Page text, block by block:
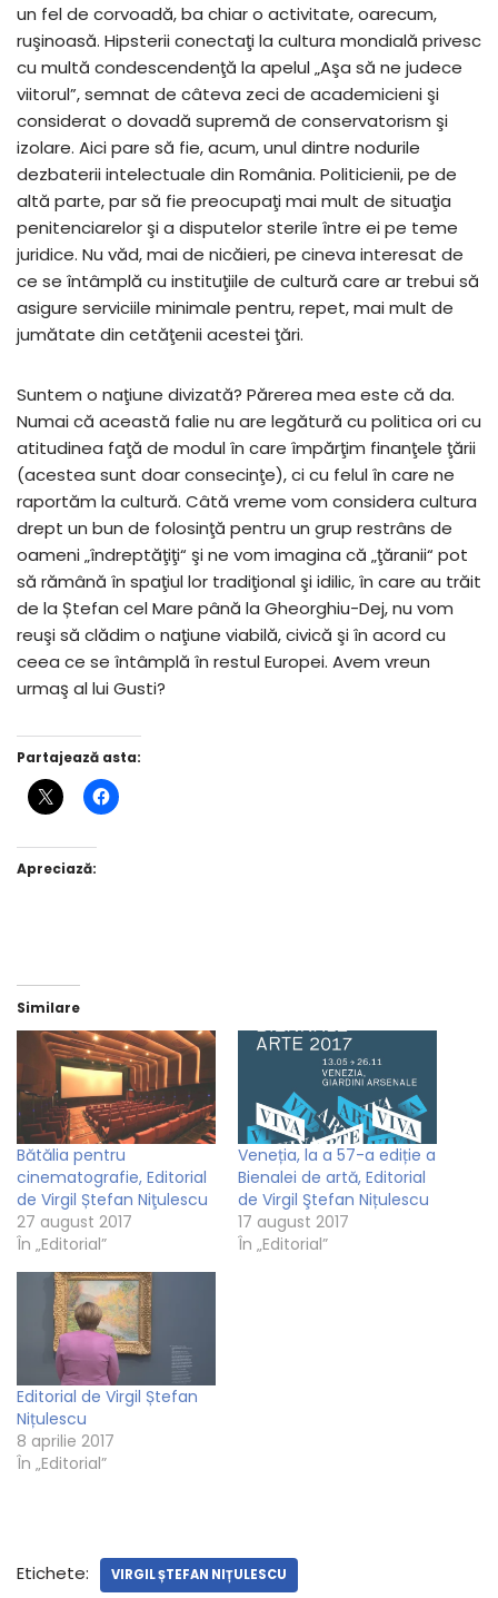
un fel de corvoadă, ba chiar o activitate, oarecum,
ruşinoasă. Hipsterii conectaţi la cultura mondială privesc
cu multă condescendenţă la apelul „Aşa să ne judece
viitorul”, semnat de câteva zeci de academicieni şi
considerat o dovadă supremă de conservatorism şi
izolare. Aici pare să fie, acum, unul dintre nodurile
dezbaterii intelectuale din România. Politicienii, pe de
altă parte, par să fie preocupaţi mai mult de situaţia
penitenciarelor şi a disputelor sterile între ei pe teme
juridice. Nu văd, mai de nicăieri, pe cineva interesat de
ce se întâmplă cu instituţiile de cultură care ar trebui să
asigure serviciile minimale pentru, repet, mai mult de
jumătate din cetăţenii acestei ţări.
Suntem o naţiune divizată? Părerea mea este că da.
Numai că această falie nu are legătură cu politica ori cu
atitudinea faţă de modul în care împărţim finanţele ţării
(acestea sunt doar consecinţe), ci cu felul în care ne
raportăm la cultură. Câtă vreme vom considera cultura
drept un bun de folosinţă pentru un grup restrâns de
oameni „îndreptăţiţi“ şi ne vom imagina că „ţăranii“ pot
să rămână în spaţiul lor tradiţional şi idilic, în care au trăit
de la Ștefan cel Mare până la Gheorghiu-Dej, nu vom
reuşi să clădim o naţiune viabilă, civică şi în acord cu
ceea ce se întâmplă în restul Europei. Avem vreun
urmaş al lui Gusti?
Partajează asta:
Apreciază:
Similare
Bătălia pentru
cinematografie, Editorial
de Virgil Ștefan Niţulescu
27 august 2017
În „Editorial”
Veneția, la a 57-a ediție a
Bienalei de artă, Editorial
de Virgil Ştefan Nițulescu
17 august 2017
În „Editorial”
Editorial de Virgil Ștefan
Nițulescu
8 aprilie 2017
În „Editorial”
Etichete: VIRGIL ȘTEFAN NIȚULESCU